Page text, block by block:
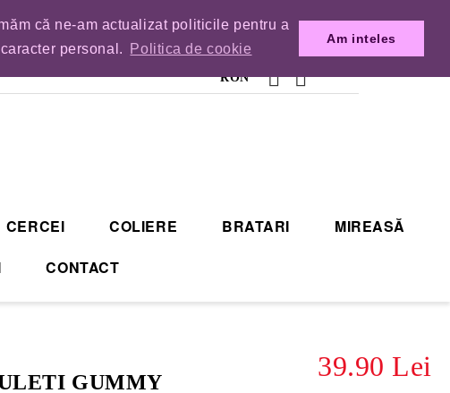
că ne-am actualizat politicile pentru a
personal.
Politica de cookie
Am inteles
COMENZILE DIN TIMP.
RON
CERCEI COLIERE BRATARI
MIREASĂ
CONTACT
GUMMY
39.90 Lei